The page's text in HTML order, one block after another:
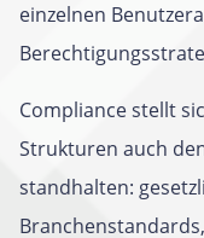
einzelnen
Compliance stellt
Strukturen auch
standhalten: